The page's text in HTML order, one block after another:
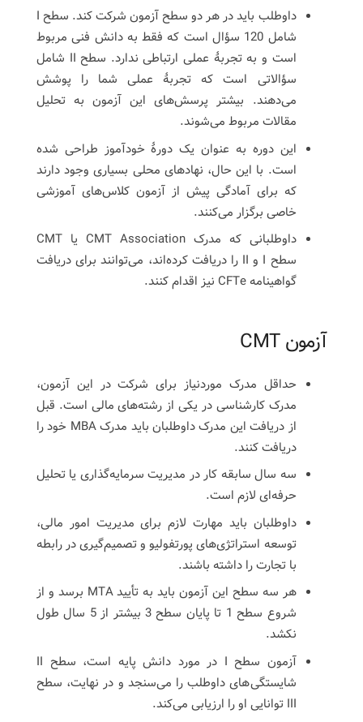
داوطلب باید در هر دو سطح آزمون شرکت کند. سطح I
شامل 120 سؤال است که فقط به دانش فنی مربوط
است و به تجربۀ عملی ارتباطی ندارد. سطح II شامل
سؤالاتی است که تجربۀ عملی شما را پوشش
می‌دهند. بیشتر پرسش‌های این آزمون به تحلیل
مقالات مربوط می‌شوند.
این دوره به عنوان یک دورۀ خودآموز طراحی شده
است. با این حال، نهادهای محلی بسیاری وجود دارند
که برای آمادگی پیش از آزمون کلاس‌های آموزشی
خاصی برگزار می‌کنند.
داوطلبانی که مدرک CMT Association یا CMT
سطح I و II را دریافت کرده‌اند، می‌توانند برای دریافت
گواهینامه CFTe نیز اقدام کنند.
آزمون CMT
حداقل مدرک موردنیاز برای شرکت در این آزمون،
مدرک کارشناسی در یکی از رشته‌های مالی است. قبل
از دریافت این مدرک داوطلبان باید مدرک MBA خود را
دریافت کنند.
سه سال سابقه کار در مدیریت سرمایه‌گذاری یا تحلیل
حرفه‌ای لازم است.
داوطلبان باید مهارت لازم برای مدیریت امور مالی،
توسعه استراتژی‌های پورتفولیو و تصمیم‌گیری در رابطه
با تجارت را داشته باشند.
هر سه سطح این آزمون باید به تأیید MTA برسد و از
شروع سطح 1 تا پایان سطح 3 بیشتر از 5 سال طول
نکشد.
آزمون سطح I در مورد دانش پایه است، سطح II
شایستگی‌های داوطلب را می‌سنجد و در نهایت، سطح
III توانایی او را ارزیابی می‌کند.